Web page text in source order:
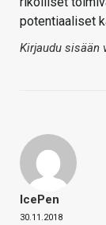
potentiaaliset
Kirjaudu sisään
IcePen
30.11.2018